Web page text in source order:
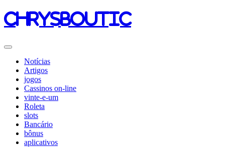
chrysboutic
Notícias
Artigos
jogos
Cassinos on-line
vinte-e-um
Roleta
slots
Bancário
bônus
aplicativos